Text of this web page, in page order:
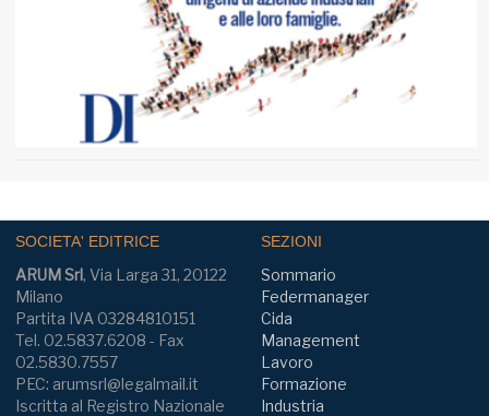
SOCIETA' EDITRICE
ARUM Srl, Via Larga 31, 20122
Milano
Partita IVA 03284810151
Tel. 02.5837.6208 - Fax
02.5830.7557
PEC: arumsrl@legalmail.it
Iscritta al Registro Nazionale
SEZIONI
Sommario
Federmanager
Cida
Management
Lavoro
Formazione
Industria